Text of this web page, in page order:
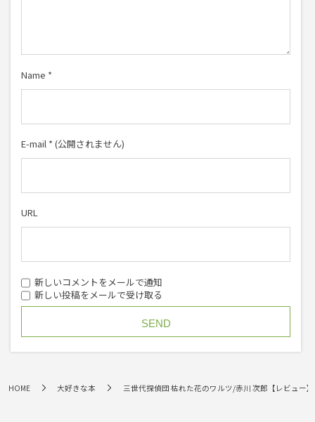
Name *
E-mail * (公開されません)
URL
新しいコメントをメールで通知
新しい投稿をメールで受け取る
HOME 大好きな本 三世代探偵団 枯れた花のワルツ/赤川 次郎【レビュー】